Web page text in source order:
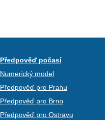
Předpověď počasí
Numerický model
Předpověď pro Prahu
Předpověď pro Brno
Předpověď pro Ostravu